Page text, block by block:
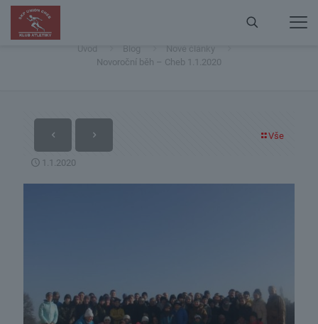
Úvod Blog
Nové články
Novoroční běh – Cheb 1.1.2020
Vše
1.1.2020